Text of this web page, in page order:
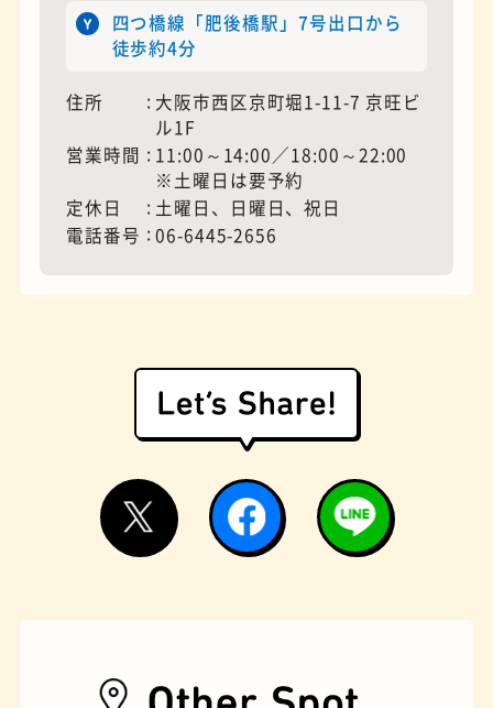
四つ橋線「肥後橋駅」7号出口から
徒歩約4分
住所
大阪市西区京町堀1-11-7 京旺ビ
ル1F
営業時間
11:00～14:00／18:00～22:00
※土曜日は要予約
定休日
土曜日、日曜日、祝日
電話番号
06-6445-2656